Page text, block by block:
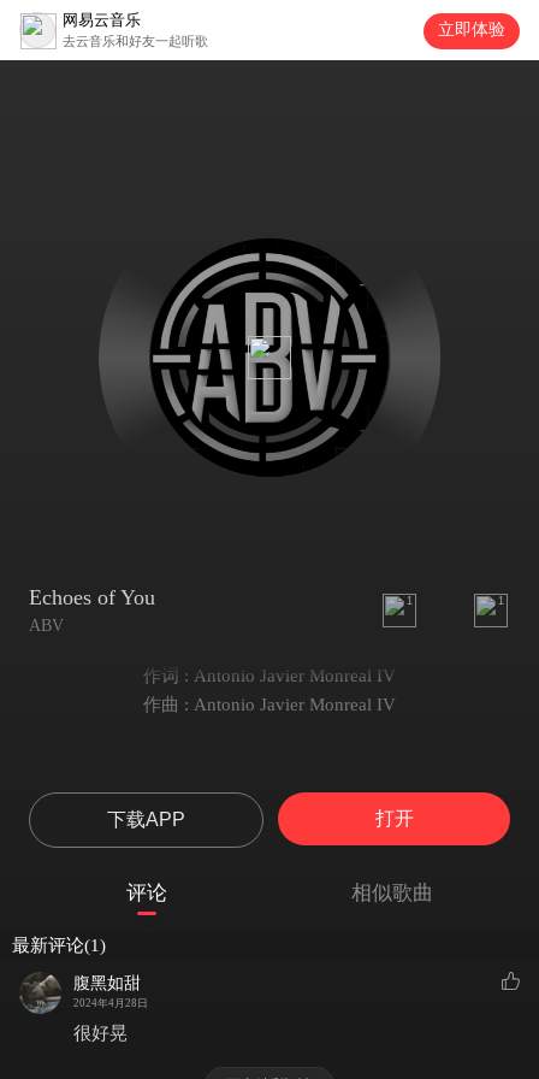
网易云音乐
去云音乐和好友一起听歌
立即体验
Echoes of You
ABV
1 1
作词 : Antonio Javier Monreal IV
作曲 : Antonio Javier Monreal IV
下载APP 打开
评论 相似歌曲
最新评论(1)
腹黑如甜
2024年4月28日
很好晃